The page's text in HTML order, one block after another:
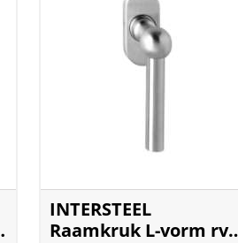
INTERSTEEL
Raamkruk L-vorm rvs